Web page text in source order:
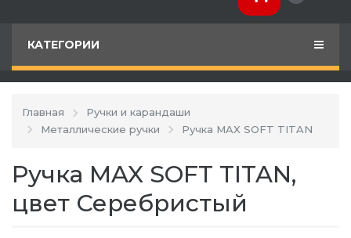
КАТЕГОРИИ
Главная
Ручки и карандаши
Металлические ручки
Ручка MAX SOFT TITAN
Ручка MAX SOFT TITAN,
цвет Серебристый